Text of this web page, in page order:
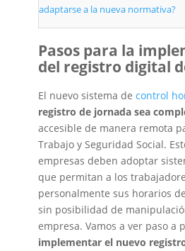
adaptarse a la nueva normativa?
Pasos para la
del registro digital
El nuevo sistema de control
registro de jornada sea
accesible de manera remota
Trabajo y Seguridad Social.
empresas deben adoptar
que permitan a los
personalmente sus horarios
sin posibilidad de
empresa. ​Vamos a ver paso a
implementar el nuevo